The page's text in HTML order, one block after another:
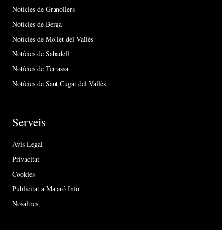
Notícies de Granollers
Notícies de Berga
Notícies de Mollet del Vallès
Notícies de Sabadell
Notícies de Terrassa
Notícies de Sant Cugat del Vallès
Serveis
Avís Legal
Privacitat
Cookies
Publicitat a Mataró Info
Nosaltres